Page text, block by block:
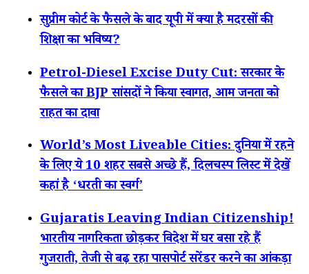
सुप्रीम कोर्ट के फैसले के बाद यूपी में क्या है मदरसों की
शिक्षा का भविष्य?
Petrol-Diesel Excise Duty Cut: सरकार के
फैसले का BJP सांसदों ने किया स्वागत, आम जनता को
राहत का दावा
World’s Most Liveable Cities: दुनिया में रहने
के लिए ये 10 शहर सबसे अच्छे हैं, दिलचस्प लिस्ट में देखें
कहां है ‘धरती का स्वर्ग’
Gujaratis Leaving Indian Citizenship!
भारतीय नागरिकता छोड़कर विदेश में घर बसा रहे हैं
गुजराती, तेजी से बढ़ रहा पासपोर्ट सरेंडर करने का आंकड़ा